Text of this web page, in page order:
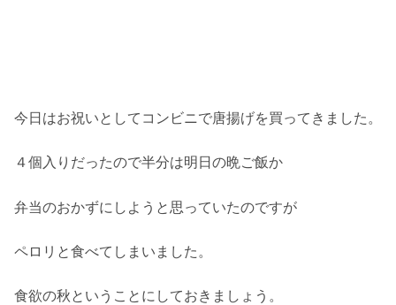
今日はお祝いとしてコンビニで唐揚げを買ってきました。
４個入りだったので半分は明日の晩ご飯か
弁当のおかずにしようと思っていたのですが
ペロリと食べてしまいました。
食欲の秋ということにしておきましょう。